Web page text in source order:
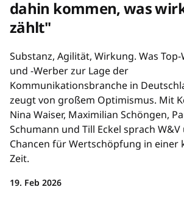
dahin kommen, was
zählt"
Substanz, Agilität, Wirkung. Was
und -Werber zur Lage der
Kommunikationsbranche in
zeugt von großem Optimismus. Mit
Nina Waiser, Maximilian Schöngen,
Schumann und Till Eckel sprach
Chancen für Wertschöpfung in einer
Zeit.
19. Feb 2026